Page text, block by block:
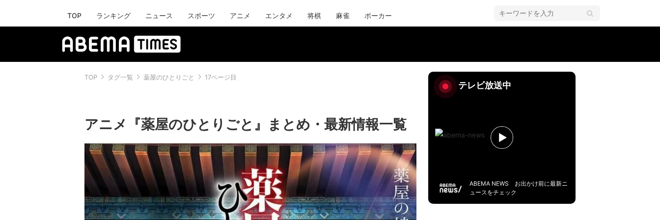
TOP ランキング ニュース スポーツ アニメ エンタメ 将棋 麻雀 ポーカー
TOP タグ一覧 薬屋のひとりごと 17ページ目
アニメ『薬屋のひとりごと』まとめ・最新情報一覧
テレビ放送中
ABEMA NEWS お出かけ前に最新ニ
ュースをチェック